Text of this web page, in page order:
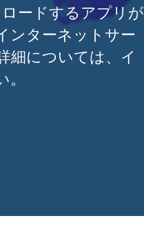
ードするアプリが
ンターネットサー
細については、イ